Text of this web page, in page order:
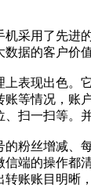
采用了先进
据的客户价
表现出色。
等情况，账
扫一扫等。
粉丝增减、
端的操作都
账账目明晰